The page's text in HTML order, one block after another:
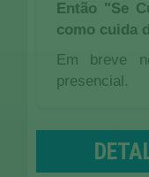
Então "Se
como cuida
Em breve
presencial.